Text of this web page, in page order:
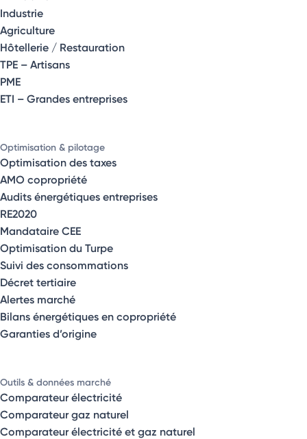
Industrie
Agriculture
Hôtellerie / Restauration
TPE – Artisans
PME
ETI – Grandes entreprises
Optimisation & pilotage
Optimisation des taxes
AMO copropriété
Audits énergétiques entreprises
RE2020
Mandataire CEE
Optimisation du Turpe
Suivi des consommations
Décret tertiaire
Alertes marché
Bilans énergétiques en copropriété
Garanties d’origine
Outils & données marché
Comparateur électricité
Comparateur gaz naturel
Comparateur électricité et gaz naturel